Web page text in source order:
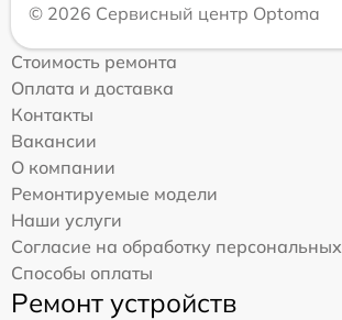
© 2026 Сервисный центр Optoma
Стоимость ремонта
Оплата и доставка
Контакты
Вакансии
О компании
Ремонтируемые модели
Наши услуги
Согласие на обработку
Способы оплаты
Ремонт устройств